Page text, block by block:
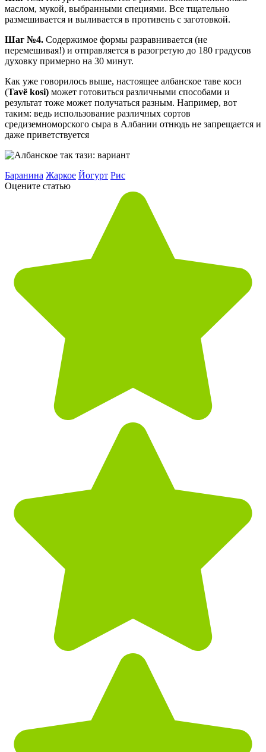
маслом, мукой, выбранными специями. Все тщательно
размешивается и выливается в противень с заготовкой.
Шаг №4. Содержимое формы разравнивается (не
перемешивая!) и отправляется в разогретую до 180 градусов
духовку примерно на 30 минут.
Как уже говорилось выше, настоящее албанское таве коси
(Tavë kosi) может готовиться различными способами и
результат тоже может получаться разным. Например, вот
таким: ведь использование различных сортов
средиземноморского сыра в Албании отнюдь не запрещается и
даже приветствуется
Баранина Жаркое Йогурт Рис
Оцените статью